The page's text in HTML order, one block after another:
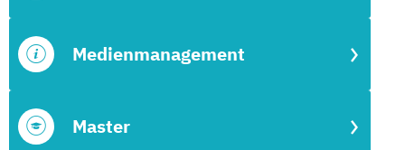
Master
Medienmanagement